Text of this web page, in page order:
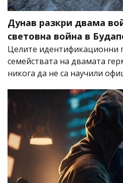
Дунав разкри двама
световна война в
Целите идентификационни
семействата на двамата
никога да не са научили